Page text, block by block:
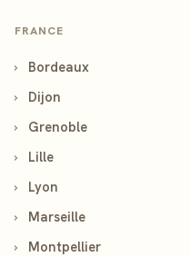
FRANCE
›
Bordeaux
›
Dijon
›
Grenoble
›
Lille
›
Lyon
›
Marseille
›
Montpellier